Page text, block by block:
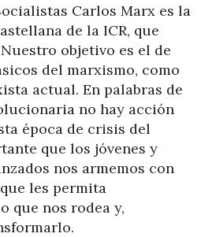
Carlos Marx es la
de la ICR, que
objetivo es el de
del marxismo, como
actual. En palabras de
no hay acción
época de crisis del
que los jóvenes y
nos armemos con
les permita
que nos rodea y,